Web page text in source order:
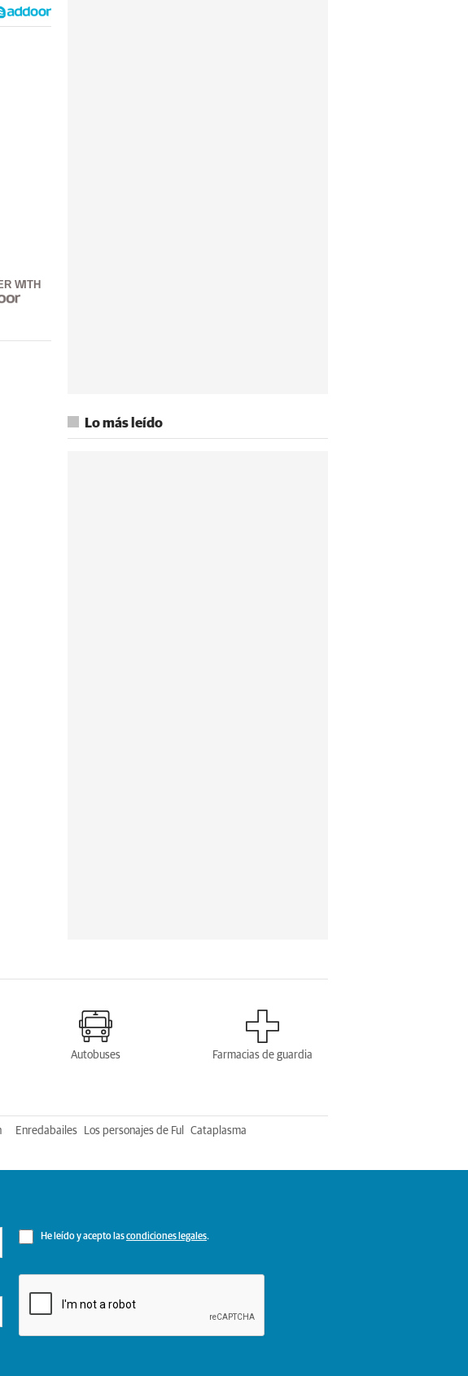
WITH
Lo más leído
Autobuses Farmacias de guardia
Enredabailes Los personajes de Ful Cataplasma
He leído y acepto lascondiciones legales.